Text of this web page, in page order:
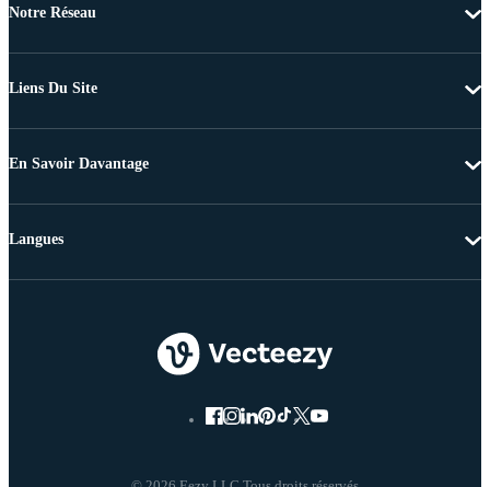
Notre Réseau
Liens Du Site
En Savoir Davantage
Langues